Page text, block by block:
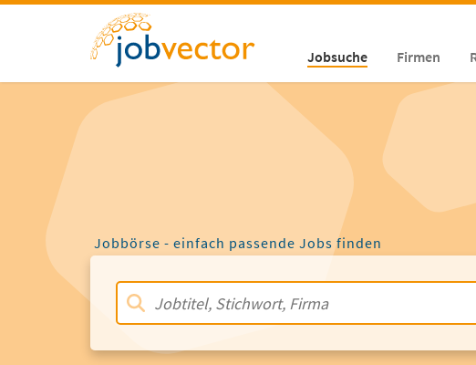
Jobsuche Firmen
Jobbörse - einfach passende Jobs finden